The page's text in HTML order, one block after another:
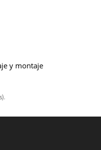
y montaje